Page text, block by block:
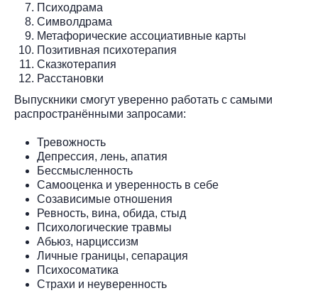
Психодрама
Символдрама
Метафорические ассоциативные карты
Позитивная психотерапия
Сказкотерапия
Расстановки
Выпускники смогут уверенно работать с самыми
распространёнными запросами:
Тревожность
Депрессия, лень, апатия
Бессмысленность
Самооценка и уверенность в себе
Созависимые отношения
Ревность, вина, обида, стыд
Психологические травмы
Абьюз, нарциссизм
Личные границы, сепарация
Психосоматика
Страхи и неуверенность